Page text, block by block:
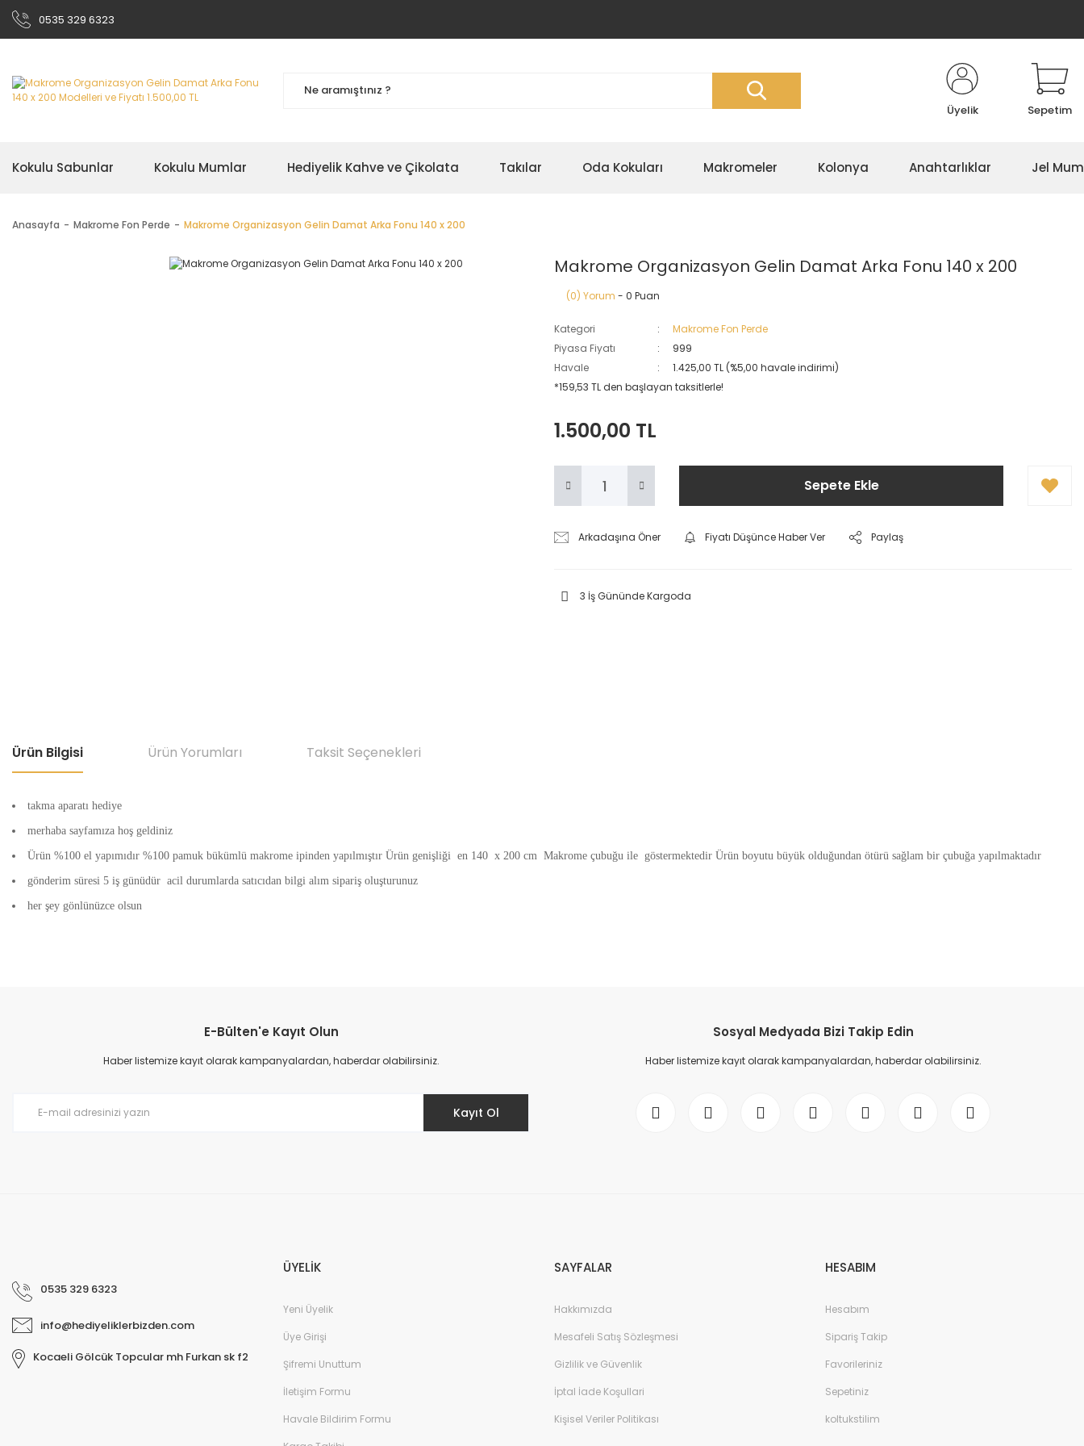
0535 329 6323
Üyelik Sepetim
Kokulu Sabunlar Kokulu Mumlar Hediyelik Kahve ve Çikolata Takılar Oda Kokuları Makromeler Kolonya Anahtarlıklar Jel
Anasayfa Makrome Fon Perde Makrome Organizasyon Gelin Damat Arka Fonu 140 x 200
Makrome Organizasyon Gelin Damat Arka Fonu 140 x 200
(0) Yorum - 0 Puan
Kategori
Makrome Fon Perde
Piyasa Fiyatı
999
Havale
1.425,00 TL (%5,00 havale indirimi)
*159,53 TL den başlayan taksitlerle!
1.500,00 TL
Sepete Ekle
Arkadaşına Öner Fiyatı Düşünce Haber Ver Paylaş
3 İş Gününde Kargoda
Ürün Bilgisi Ürün Yorumları Taksit Seçenekleri
takma aparatı hediye
merhaba sayfamıza hoş geldiniz
Ürün %100 el yapımıdır %100 pamuk bükümlü makrome ipinden yapılmıştır Ürün genişliği en 140 x 200 cm Makrome çubuğu ile göstermektedir Ürün boyutu büyük olduğundan ötürü sağlam bir çubuğa yapılmaktadır
gönderim süresi 5 iş günüdür acil durumlarda satıcıdan bilgi alım sipariş oluşturunuz
her şey gönlünüzce olsun
E-Bülten'e Kayıt Olun
Haber listemize kayıt olarak kampanyalardan, haberdar olabilirsiniz.
Kayıt Ol
Sosyal Medyada Bizi Takip Edin
Haber listemize kayıt olarak kampanyalardan, haberdar olabilirsiniz.
0535 329 6323
info@hediyeliklerbizden.com
Kocaeli Gölcük Topcular mh Furkan sk f2
ÜYELİK
Yeni Üyelik
Üye Girişi
Şifremi Unuttum
İletişim Formu
Havale Bildirim Formu
SAYFALAR
Hakkımızda
Mesafeli Satış Sözleşmesi
Gizlilik ve Güvenlik
İptal İade Koşullari
Kişisel Veriler Politikası
HESABIM
Hesabım
Sipariş Takip
Favorileriniz
Sepetiniz
koltukstilim